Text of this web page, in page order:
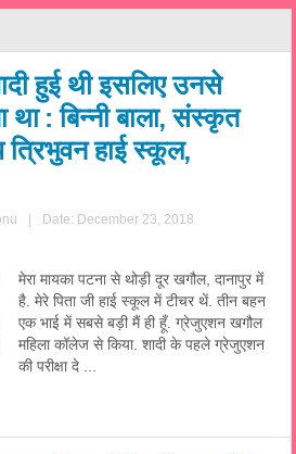
हुई थी इसलिए उनसे
था : बिन्नी बाला, संस्कृत
त्रिभुवन हाई स्कूल,
Date: December 23, 2018
मेरा मायका पटना से थोड़ी दूर खगौल, दानापुर में
है. मेरे पिता जी हाई स्कूल में टीचर थें. तीन बहन
एक भाई में सबसे बड़ी मैं ही हूँ. ग्रेजुएशन खगौल
महिला कॉलेज से किया. शादी के पहले ग्रेजुएशन
की परीक्षा दे ...